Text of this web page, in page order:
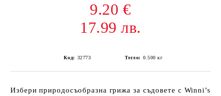
9.20 €
17.99 лв.
Код: 32773 Тегло: 0.500 кг
Избери природосъобразна грижа за съдовете с Winni’s